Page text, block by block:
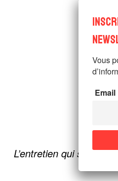
L’entretien qui suit
Vous
Email